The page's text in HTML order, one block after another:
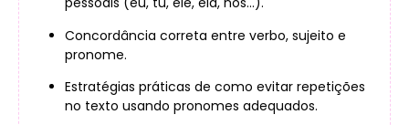
Concordância correta entre verbo, sujeito e
pronome.
Estratégias práticas de como evitar repetições
no texto usando pronomes adequados.